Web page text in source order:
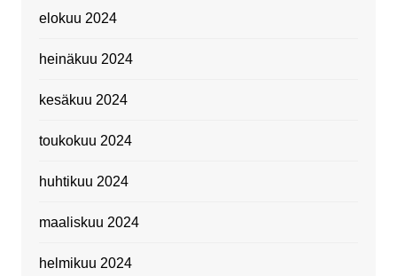
elokuu 2024
heinäkuu 2024
kesäkuu 2024
toukokuu 2024
huhtikuu 2024
maaliskuu 2024
helmikuu 2024